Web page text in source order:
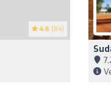
4.6 (84)